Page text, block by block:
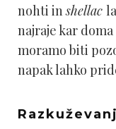
nohti inshellac
najraje kar
moramo biti
napak lahko